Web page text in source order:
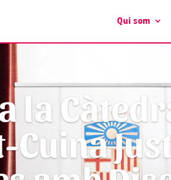
Qui som